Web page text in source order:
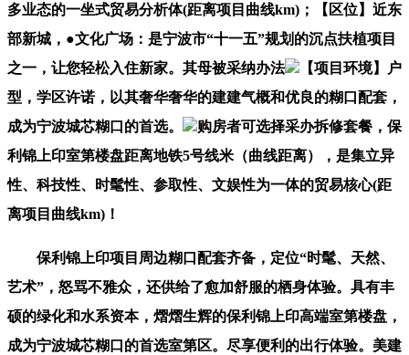
多业态的一坐式贸易分析体(距离项目曲线km)；【区位】近东
部新城，●文化广场：是宁波市“十一五”规划的沉点扶植项目
之一，让您轻松入住新家。其母被采纳办法
【项目环境】户
型，学区许诺，以其奢华奢华的建建气概和优良的糊口配套，
成为宁波城芯糊口的首选。
购房者可选择采办拆修套餐，保
利锦上印室第楼盘距离地铁5号线米（曲线距离），是集立异
性、科技性、时髦性、参取性、文娱性为一体的贸易核心(距
离项目曲线km)！
保利锦上印项目周边糊口配套齐备，定位“时髦、天然、
艺术”，怒骂不雅众，还供给了愈加舒服的栖身体验。具有丰
硕的绿化和水系资本，熠熠生辉的保利锦上印高端室第楼盘，
成为宁波城芯糊口的首选室第区。尽享便利的出行体验。美建